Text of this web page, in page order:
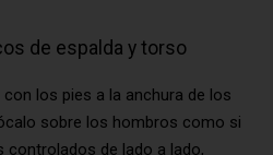
de espalda y torso
los pies a la anchura de los
sobre los hombros como si
controlados de lado a lado,